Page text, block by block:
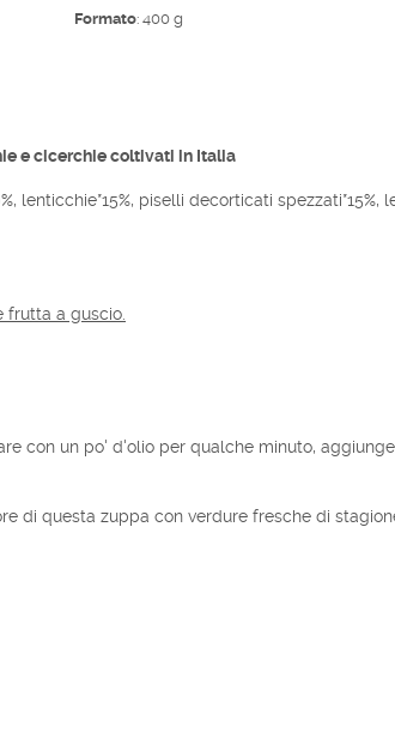
Formato: 400 g
e cicerchie coltivati in Italia
lenticchie*15%, piselli decorticati spezzati*15%,
frutta a guscio.
con un po' d'olio per qualche minuto,
di questa zuppa con verdure fresche di